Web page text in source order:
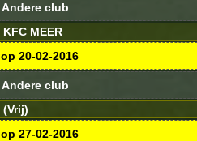
Andere club
KFC MEER
op 20-02-2016
Andere club
(Vrij)
op 27-02-2016